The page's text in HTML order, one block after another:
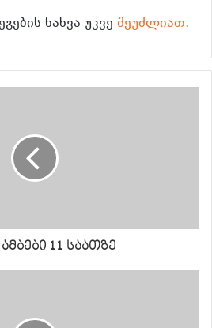
ნახვა უკვე შეუძლიათ.
11 საათზე